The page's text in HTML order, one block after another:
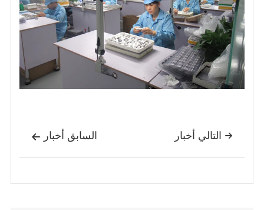
 السابق أخبار  التالي أخبار